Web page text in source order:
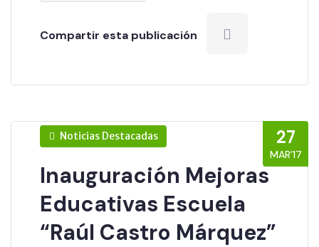
Compartir esta publicación
27
MAR’17
Noticias Destacadas
Inauguración Mejoras
Educativas Escuela
“Raúl Castro Márquez”